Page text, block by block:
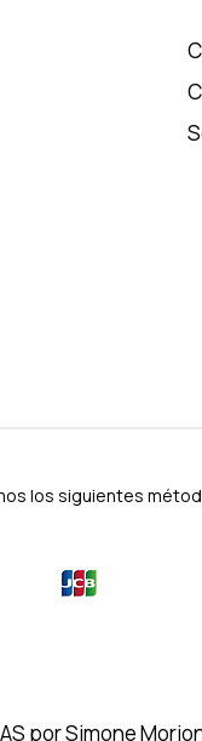
los siguientes
por Simone